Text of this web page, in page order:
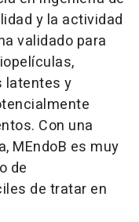
y la actividad
validado para
latentes y
Con una
MEndoB es muy
de
de tratar en